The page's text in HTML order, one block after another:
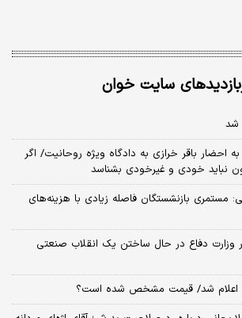
سایت خوان
شد
احضار باقر خرازی به دادگاه ویژه روحانیت/ اگر
نباید خودی و غیرخودی بشناسد
مستمری بازنشستگان فاصله زیادی با هزینه‌های
در وزارت دفاع در حال ساختن یک انقلاب صنعتی
اعلام شد/ قیمت مشخص شده است؟